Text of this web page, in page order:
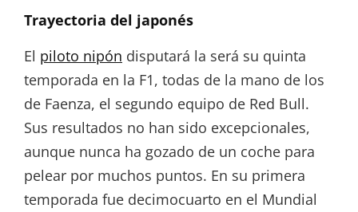
Trayectoria del japonés
El piloto nipón disputará la será su quinta
temporada en la F1, todas de la mano de los
de Faenza, el segundo equipo de Red Bull.
Sus resultados no han sido excepcionales,
aunque nunca ha gozado de un coche para
pelear por muchos puntos. En su primera
temporada fue decimocuarto en el Mundial